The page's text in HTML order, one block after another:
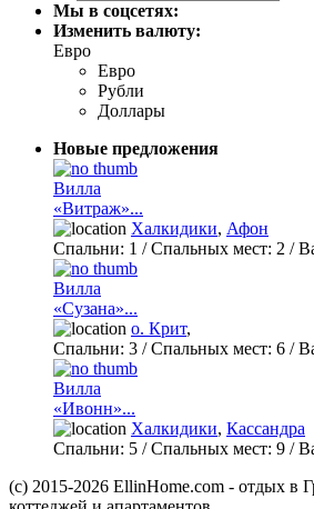
Мы в соцсетях:
Изменить валюту:
Евро
Евро
Рубли
Доллары
Новые предложения
Вилла
«Витраж»...
Халкидики, Афон
Спальни: 1 / Спальных мест: 2 /
Вилла
«Сузана»...
о. Крит,
Спальни: 3 / Спальных мест: 6 /
Вилла
«Ивонн»...
Халкидики, Кассандра
Спальни: 5 / Спальных мест: 9 /
(c) 2015-2026 EllinHome.com - отдых в